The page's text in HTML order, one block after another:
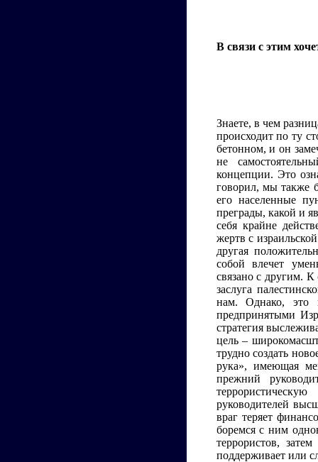
В связи с этим
Знаете, в чем
происходит по ту
бетонном, и он
не
концепции. Это
говорил, мы также
его населенные
преграды, какой и
себя крайне
жертв с
другая
собой влечет
связано с другим. К
заслуга
нам. Однако, это
предпринятыми
стратегия
цель –
трудно создать
рука», имеющая
прежний
руководителей
враг теряет
боремся с ним
террористов,
поддерживает или